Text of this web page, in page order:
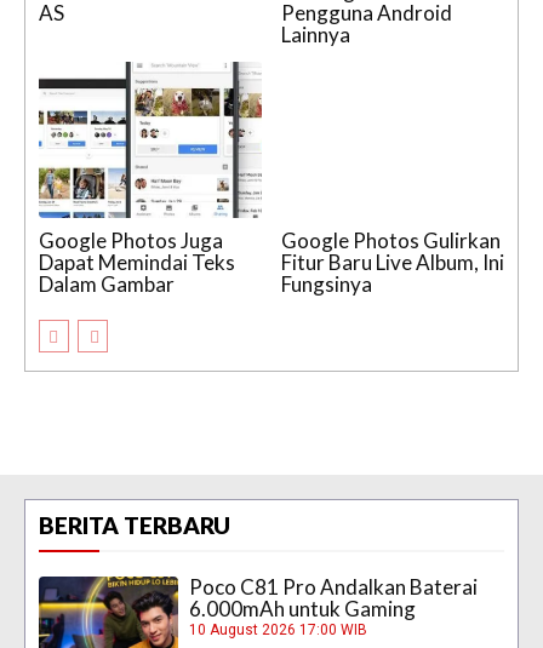
AS
Pengguna Android
Lainnya
Google Photos Juga
Dapat Memindai Teks
Dalam Gambar
Google Photos Gulirkan
Fitur Baru Live Album, Ini
Fungsinya
BERITA TERBARU
Poco C81 Pro Andalkan Baterai
6.000mAh untuk Gaming
10 August 2026 17:00 WIB